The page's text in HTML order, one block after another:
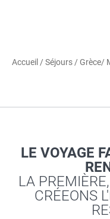
Accueil /Séjours / Grèce/
LE VOYAGE
LA
CRÉEONS